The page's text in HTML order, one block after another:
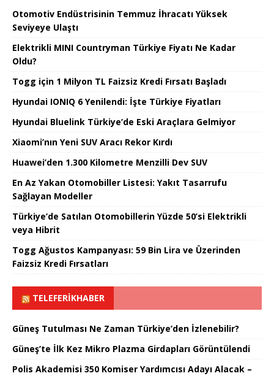
Otomotiv Endüstrisinin Temmuz İhracatı Yüksek
Seviyeye Ulaştı
Elektrikli MINI Countryman Türkiye Fiyatı Ne Kadar
Oldu?
Togg için 1 Milyon TL Faizsiz Kredi Fırsatı Başladı
Hyundai IONIQ 6 Yenilendi: İşte Türkiye Fiyatları
Hyundai Bluelink Türkiye’de Eski Araçlara Gelmiyor
Xiaomi’nın Yeni SUV Aracı Rekor Kırdı
Huawei’den 1.300 Kilometre Menzilli Dev SUV
En Az Yakan Otomobiller Listesi: Yakıt Tasarrufu
Sağlayan Modeller
Türkiye’de Satılan Otomobillerin Yüzde 50’si Elektrikli
veya Hibrit
Togg Ağustos Kampanyası: 59 Bin Lira ve Üzerinden
Faizsiz Kredi Fırsatları
TELEFERIKHABER
Güneş Tutulması Ne Zaman Türkiye’den İzlenebilir?
Güneş’te İlk Kez Mikro Plazma Girdapları Görüntülendi
Polis Akademisi 350 Komiser Yardımcısı Adayı Alacak –